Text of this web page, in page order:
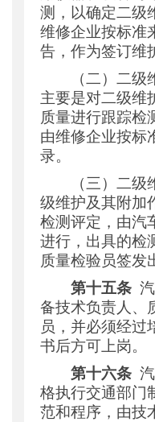
测，以确定二级
维修企业按标准
告，作为签订维
（二）二
主要是对二级维
质量进行跟踪检
由维修企业按标
录。
（三）二
级维护及其附加
检测评定，由汽
进行，出具的检
质量检验员签发
第十五条
备技术负责人、
员，并必须经过
书后方可上岗。
第十六条
格执行交通部门
范和程序，由技